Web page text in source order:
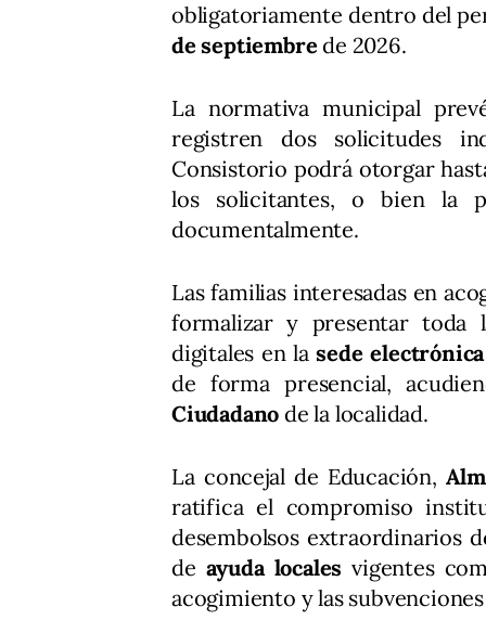
obligatoriamente dentro del
de septiembre de 2026.
La normativa municipal
registren dos solicitudes
Consistorio podrá otorgar
los solicitantes, o bien la
documentalmente.
Las familias interesadas en
formalizar y presentar toda
digitales en lasede electrónica
de forma presencial,
Ciudadano de la localidad.
La concejal de Educación,
ratifica el compromiso
desembolsos extraordinarios
de ayuda locales vigentes
acogimiento y las